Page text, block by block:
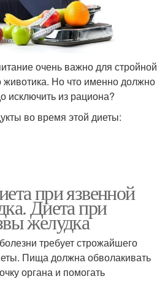
очень важно для стройной
животика. Но что именно должно
исключить из рациона?
во время этой диеты:
при язвенной
Диета при
желудка
требует строжайшего
Пища должна обволакивать
органа и помогать